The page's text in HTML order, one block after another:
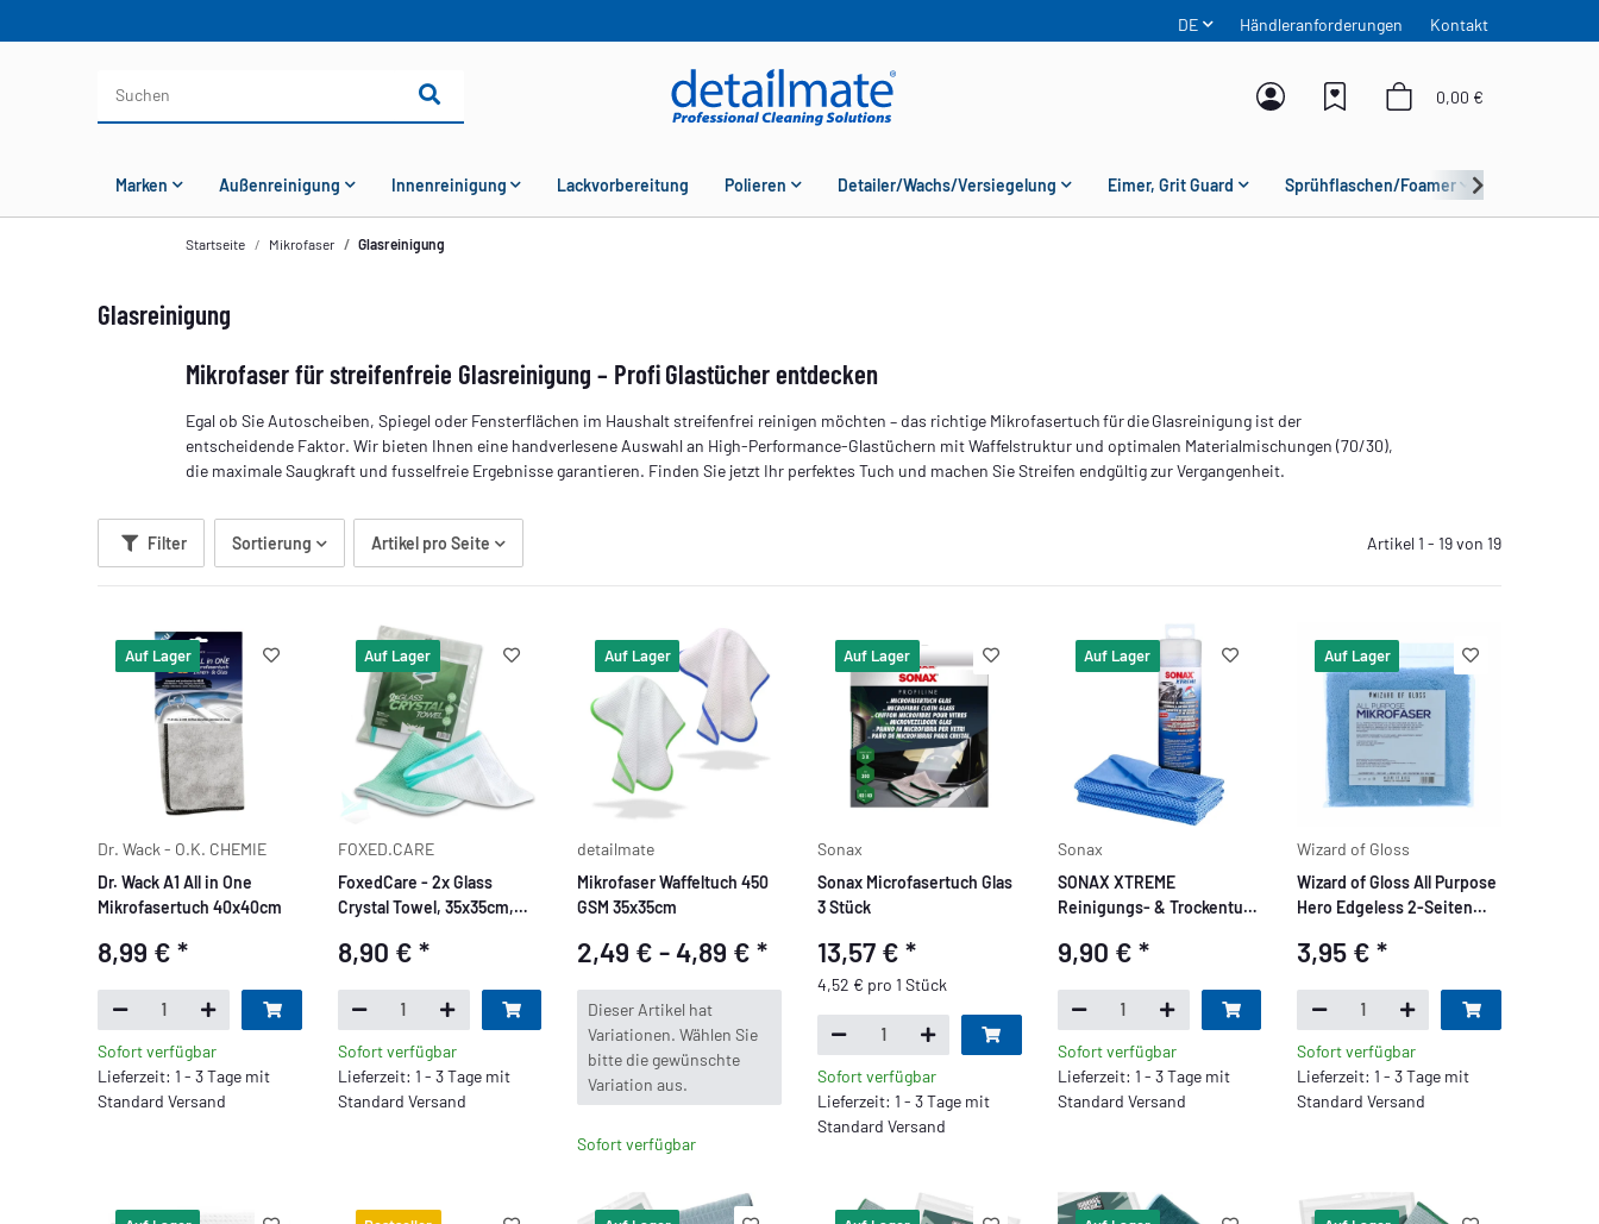
DE Händleranforderungen Kontakt
0,00 €
Marken Außenreinigung Innenreinigung Lackvorbereitung Polieren Detailer/Wachs/Versiegelung Eimer, Grit Guard Sprühflaschen/Foamer
Startseite Mikrofaser Glasreinigung
Glasreinigung
Mikrofaser für streifenfreie Glasreinigung – Profi Glastücher entdecken
Egal ob Sie Autoscheiben, Spiegel oder Fensterflächen im Haushalt streifenfrei reinigen möchten – das richtige Mikrofasertuch für die Glas­reinigung ist der
entscheidende Faktor. Wir bieten Ihnen eine handverlesene Auswahl an High‑Performance‑Glastüchern mit Waffelstruktur und optimalen Materialmischungen (70/30),
die maximale Saugkraft und fusselfreie Ergebnisse garantieren. Finden Sie jetzt Ihr perfektes Tuch und machen Sie Streifen endgültig zur Vergangenheit.
Filter Sortierung Artikel pro Seite Artikel 1 - 19 von 19
Auf Lager
Dr. Wack - O.K. CHEMIE
Dr. Wack A1 All in One
Mikrofasertuch 40x40cm
8,99 €*
Sofort verfügbar
Lieferzeit: 1 - 3 Tage mit
Standard Versand
Auf Lager
FOXED.CARE
FoxedCare - 2x Glass
Crystal Towel, 35x35cm,
8,90 € *
Sofort verfügbar
Lieferzeit: 1 - 3 Tage mit
Standard Versand
Auf Lager
detailmate
Mikrofaser Waffeltuch 450
GSM 35x35cm
2,49 € -4,89 €*
x
Dieser Artikel hat
Variationen. Wählen Sie
bitte die gewünschte
Variation aus.
Sofort verfügbar
Auf Lager
Sonax
Sonax Microfasertuch Glas
3 Stück
13,57 € *
4,52 € pro 1 Stück
Sofort verfügbar
Lieferzeit: 1 - 3 Tage mit
Standard Versand
Auf Lager
Sonax
SONAX XTREME
Reinigungs- & Trockentuch
9,90 € *
Sofort verfügbar
Lieferzeit: 1 - 3 Tage mit
Standard Versand
Auf Lager
Wizard of Gloss
Wizard of Gloss All Purpose
Hero Edgeless 2-Seiten
40x40cm Blau
3,95 €*
Sofort verfügbar
Lieferzeit: 1 - 3 Tage mit
Standard Versand